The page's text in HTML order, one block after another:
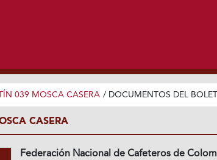
039 MOSCA CASERA / DOCUMENTOS DEL
CASERA
Federación Nacional de Cafeteros de